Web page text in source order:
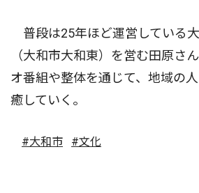
普段は25年ほど運営している
（大和市大和東）を営む田原さ
オ番組や整体を通じて、地域の
癒していく。
#大和市 #文化